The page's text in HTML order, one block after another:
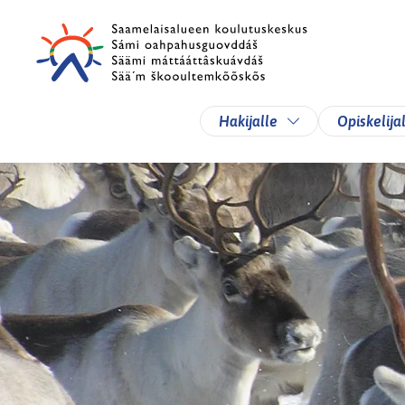
Siirry pääsisältöön Siirry päävalikkoon
Hakijalle Vaihda